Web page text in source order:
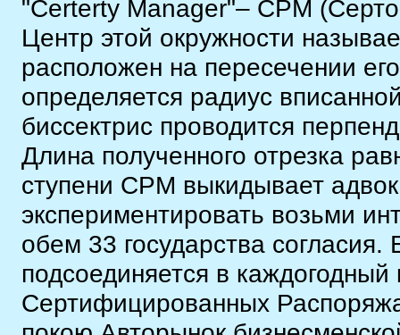
"Сerterty Manager"– СРМ
Центр этой окружности
расположен на пересечении
определяется радиус
биссектрис проводится
Длина полученного отрезка
ступени СРМ выкидывает
экспериментировать возьми
обем 33 государства
подсоединяется в
Сертифицированных